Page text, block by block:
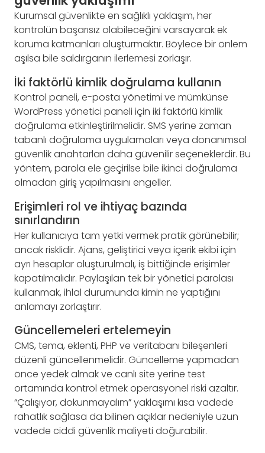
Kurumsal güvenlikte en sağlıklı yaklaşım, her
kontrolün başarısız olabileceğini varsayarak ek
koruma katmanları oluşturmaktır. Böylece bir önlem
aşılsa bile saldırganın ilerlemesi zorlaşır.
İki faktörlü kimlik doğrulama kullanın
Kontrol paneli, e-posta yönetimi ve mümkünse
WordPress yönetici paneli için iki faktörlü kimlik
doğrulama etkinleştirilmelidir. SMS yerine zaman
tabanlı doğrulama uygulamaları veya donanımsal
güvenlik anahtarları daha güvenilir seçeneklerdir. Bu
yöntem, parola ele geçirilse bile ikinci doğrulama
olmadan giriş yapılmasını engeller.
Erişimleri rol ve ihtiyaç bazında
sınırlandırın
Her kullanıcıya tam yetki vermek pratik görünebilir;
ancak risklidir. Ajans, geliştirici veya içerik ekibi için
ayrı hesaplar oluşturulmalı, iş bittiğinde erişimler
kapatılmalıdır. Paylaşılan tek bir yönetici parolası
kullanmak, ihlal durumunda kimin ne yaptığını
anlamayı zorlaştırır.
Güncellemeleri ertelemeyin
CMS, tema, eklenti, PHP ve veritabanı bileşenleri
düzenli güncellenmelidir. Güncelleme yapmadan
önce yedek almak ve canlı site yerine test
ortamında kontrol etmek operasyonel riski azaltır.
“Çalışıyor, dokunmayalım” yaklaşımı kısa vadede
rahatlık sağlasa da bilinen açıklar nedeniyle uzun
vadede ciddi güvenlik maliyeti doğurabilir.